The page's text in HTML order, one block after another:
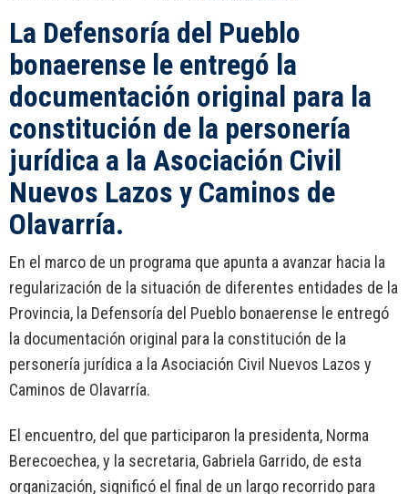
La Defensoría del Pueblo
bonaerense le entregó la
documentación original para la
constitución de la personería
jurídica a la Asociación Civil
Nuevos Lazos y Caminos de
Olavarría.
En el marco de un programa que apunta a avanzar hacia la
regularización de la situación de diferentes entidades de la
Provincia, la Defensoría del Pueblo bonaerense le entregó
la documentación original para la constitución de la
personería jurídica a la Asociación Civil Nuevos Lazos y
Caminos de Olavarría.
El encuentro, del que participaron la presidenta, Norma
Berecoechea, y la secretaria, Gabriela Garrido, de esta
organización, significó el final de un largo recorrido para